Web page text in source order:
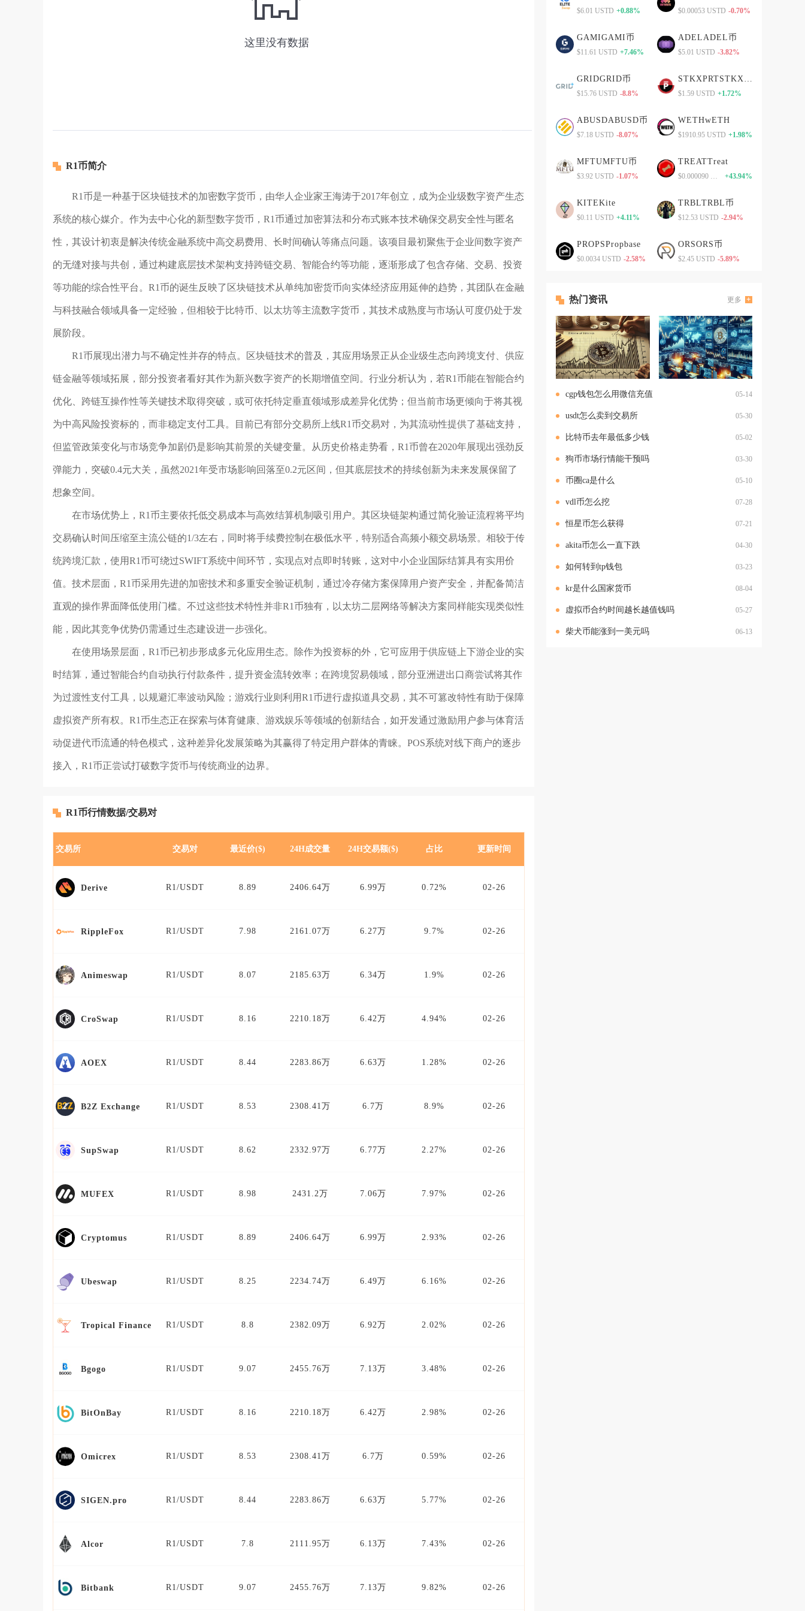
R1币简介
R1币是一种基于区块链技术的加密数字货币，由华人企业家王海涛于2017年创立，成为企业级数字资产生态
系统的核心媒介。作为去中心化的新型数字货币，R1币通过加密算法和分布式账本技术确保交易安全性与匿名
性，其设计初衷是解决传统金融系统中高交易费用、长时间确认等痛点问题。该项目最初聚焦于企业间数字资产
的无缝对接与共创，通过构建底层技术架构支持跨链交易、智能合约等功能，逐渐形成了包含存储、交易、投资
等功能的综合性平台。R1币的诞生反映了区块链技术从单纯加密货币向实体经济应用延伸的趋势，其团队在金融
与科技融合领域具备一定经验，但相较于比特币、以太坊等主流数字货币，其技术成熟度与市场认可度仍处于发
展阶段。
R1币展现出潜力与不确定性并存的特点。区块链技术的普及，其应用场景正从企业级生态向跨境支付、供应
链金融等领域拓展，部分投资者看好其作为新兴数字资产的长期增值空间。行业分析认为，若R1币能在智能合约
优化、跨链互操作性等关键技术取得突破，或可依托特定垂直领域形成差异化优势；但当前市场更倾向于将其视
为中高风险投资标的，而非稳定支付工具。目前已有部分交易所上线R1币交易对，为其流动性提供了基础支持，
但监管政策变化与市场竞争加剧仍是影响其前景的关键变量。从历史价格走势看，R1币曾在2020年展现出强劲反
弹能力，突破0.4元大关，虽然2021年受市场影响回落至0.2元区间，但其底层技术的持续创新为未来发展保留了
想象空间。
在市场优势上，R1币主要依托低交易成本与高效结算机制吸引用户。其区块链架构通过简化验证流程将平均
交易确认时间压缩至主流公链的1/3左右，同时将手续费控制在极低水平，特别适合高频小额交易场景。相较于传
统跨境汇款，使用R1币可绕过SWIFT系统中间环节，实现点对点即时转账，这对中小企业国际结算具有实用价
值。技术层面，R1币采用先进的加密技术和多重安全验证机制，通过冷存储方案保障用户资产安全，并配备简洁
直观的操作界面降低使用门槛。不过这些技术特性并非R1币独有，以太坊二层网络等解决方案同样能实现类似性
能，因此其竞争优势仍需通过生态建设进一步强化。
在使用场景层面，R1币已初步形成多元化应用生态。除作为投资标的外，它可应用于供应链上下游企业的实
时结算，通过智能合约自动执行付款条件，提升资金流转效率；在跨境贸易领域，部分亚洲进出口商尝试将其作
为过渡性支付工具，以规避汇率波动风险；游戏行业则利用R1币进行虚拟道具交易，其不可篡改特性有助于保障
虚拟资产所有权。R1币生态正在探索与体育健康、游戏娱乐等领域的创新结合，如开发通过激励用户参与体育活
动促进代币流通的特色模式，这种差异化发展策略为其赢得了特定用户群体的青睐。POS系统对线下商户的逐步
接入，R1币正尝试打破数字货币与传统商业的边界。
R1币行情数据/交易对
交易所 交易对 最近价($) 24H成交量 24H交易额($) 占比 更新时间
Derive R1/USDT 8.89 2406.64万 6.99万 0.72% 02-26
RippleFox R1/USDT 7.98 2161.07万 6.27万 9.7% 02-26
Animeswap R1/USDT 8.07 2185.63万 6.34万 1.9% 02-26
CroSwap R1/USDT 8.16 2210.18万 6.42万 4.94% 02-26
AOEX R1/USDT 8.44 2283.86万 6.63万 1.28% 02-26
B2Z Exchange R1/USDT 8.53 2308.41万 6.7万 8.9% 02-26
SupSwap R1/USDT 8.62 2332.97万 6.77万 2.27% 02-26
MUFEX R1/USDT 8.98 2431.2万 7.06万 7.97% 02-26
Cryptomus R1/USDT 8.89 2406.64万 6.99万 2.93% 02-26
Ubeswap R1/USDT 8.25 2234.74万 6.49万 6.16% 02-26
Tropical Finance R1/USDT 8.8 2382.09万 6.92万 2.02% 02-26
Bgogo R1/USDT 9.07 2455.76万 7.13万 3.48% 02-26
BitOnBay R1/USDT 8.16 2210.18万 6.42万 2.98% 02-26
Omicrex R1/USDT 8.53 2308.41万 6.7万 0.59% 02-26
SIGEN.pro R1/USDT 8.44 2283.86万 6.63万 5.77% 02-26
Alcor R1/USDT 7.8 2111.95万 6.13万 7.43% 02-26
Bitbank R1/USDT 9.07 2455.76万 7.13万 9.82% 02-26
$6.01 USTD +0.88% $0.00053 USTD -0.70%
GAMIGAMI币
$11.61 USTD +7.46%
ADELADEL币
$5.01 USTD -3.82%
GRIDGRID币
$15.76 USTD -8.8%
STKXPRTSTKXPRT币
$1.59 USTD +1.72%
ABUSDABUSD币
$7.18 USTD -8.07%
WETHwETH
$1910.95 USTD +1.98%
MFTUMFTU币
$3.92 USTD -1.07%
TREATTreat
$0.000090 USTD +43.94%
KITEKite
$0.11 USTD +4.11%
TRBLTRBL币
$12.53 USTD -2.94%
PROPSPropbase
$0.0034 USTD -2.58%
ORSORS币
$2.45 USTD -5.89%
热门资讯 更多
cgp钱包怎么用微信充值 05-14
usdt怎么卖到交易所 05-30
比特币去年最低多少钱 05-02
狗币市场行情能干预吗 03-30
币圈ca是什么 05-10
vdl币怎么挖 07-28
恒星币怎么获得 07-21
akita币怎么一直下跌 04-30
如何转到tp钱包 03-23
kr是什么国家货币 08-04
虚拟币合约时间越长越值钱吗 05-27
柴犬币能涨到一美元吗 06-13